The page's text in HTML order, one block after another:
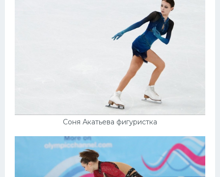
Соня Акатьева фигуристка